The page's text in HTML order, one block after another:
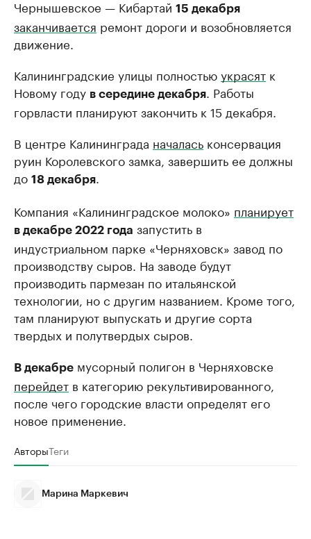
Чернышевское — Кибартай 15 декабря
заканчивается ремонт дороги и возобновляется
движение.
Калининградские улицы полностьюукрасят к
Новому году в середине декабря
. Работы
горвласти планируют закончить к 15 декабря.
В центре Калининграда началась консервация
руин Королевского замка, завершить ее должны
до 18 декабря
Компания «Калининградское молоко» планирует
в декабре 2022 года запустить в
индустриальном парке «Черняховск» завод по
производству сыров. На заводе будут
производить пармезан по итальянской
технологии, но с другим названием. Кроме того,
там планируют выпускать и другие сорта
твердых и полутвердых сыров.
В декабре мусорный полигон в Черняховске
перейдет в категорию рекультивированного,
после чего городские власти определят его
новое применение.
АвторыТеги
Марина Маркевич